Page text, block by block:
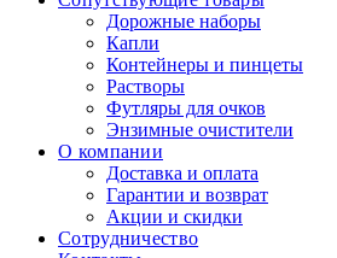
Дорожные наборы
Капли
Контейнеры и пинцеты
Растворы
Футляры для очков
Энзимные очистители
О компании
Доставка и оплата
Гарантии и возврат
Акции и скидки
Сотрудничество